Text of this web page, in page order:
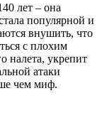
лет – она
популярной и
внушить, что
с плохим
налета, укрепит
атаки
чем миф.